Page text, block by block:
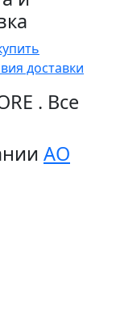
доставки
. Все
АО